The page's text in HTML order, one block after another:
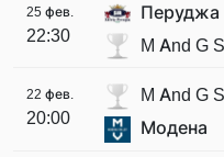
25 фев.
22:30
Перуджа
M And G
22 фев.
20:00
M And G
Модена